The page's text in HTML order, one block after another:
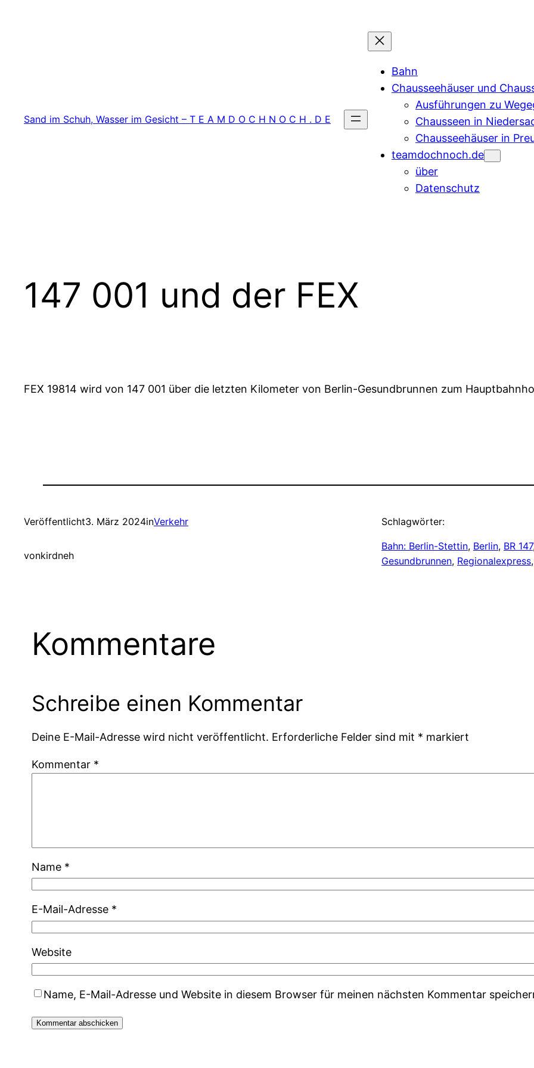
Sand im Schuh, Wasser im Gesicht – T E A M D O C H N O C H . D E
Bahn
Chausseehäuser und
Ausführungen zu
Chausseen in
Chausseehäuser in
teamdochnoch.de
über
Datenschutz
147 001 und der FEX
FEX 19814 wird von 147 001 über die letzten Kilometer von Berlin-Gesundbrunnen zum
Veröffentlicht3. März 2024inVerkehr
vonkirdneh
Schlagwörter:
Bahn: Berlin-Stettin, Berlin, BR 147
Gesundbrunnen, Regionalexpress
Kommentare
Schreibe einen Kommentar
Deine E-Mail-Adresse wird nicht veröffentlicht. Erforderliche Felder sind mit * markiert
Kommentar *
Name *
E-Mail-Adresse *
Website
Name, E-Mail-Adresse und Website in diesem Browser für meinen nächsten Kommentar